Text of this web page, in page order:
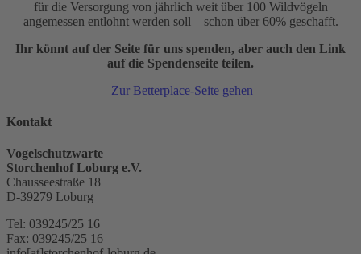
für die Versorgung von jährlich weit über 100 Wildvögeln
angemessen entlohnt werden soll – schon über 60% geschafft.
Ihr könnt auf der Seite für uns spenden, aber auch den Link
auf die Spendenseite teilen.
Zur Betterplace-Seite gehen
Kontakt
Vogelschutzwarte
Storchenhof Loburg e.V.
Chausseestraße 18
D-39279 Loburg
Tel: 039245/25 16
Fax: 039245/25 16